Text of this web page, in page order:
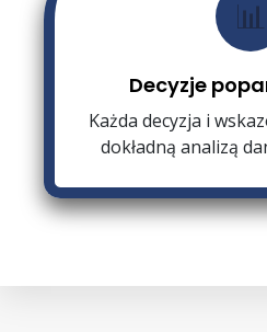
📊
Decyzje
Każda decyzja i
dokładną analizą